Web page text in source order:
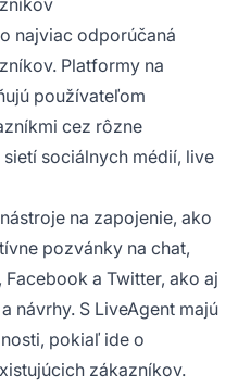
najviac odporúčaná
Platformy na
používateľom
cez rôzne
sociálnych médií, live
na zapojenie, ako
pozvánky na chat,
a Twitter, ako aj
návrhy. S LiveAgent majú
pokiaľ ide o
zákazníkov.